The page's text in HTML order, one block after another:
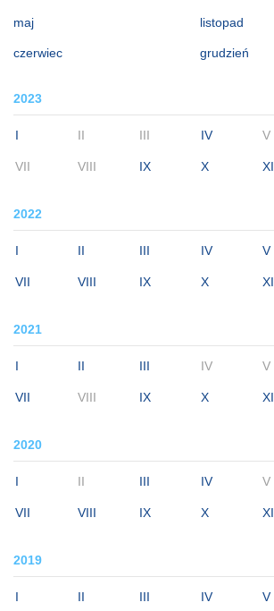
maj
czerwiec
listopad
grudzień
2023
I II III IV V
VII VIII IX X XI
2022
I II III IV V
VII VIII IX X XI
2021
I II III IV V
VII VIII IX X XI
2020
I II III IV V
VII VIII IX X XI
2019
I II III IV V